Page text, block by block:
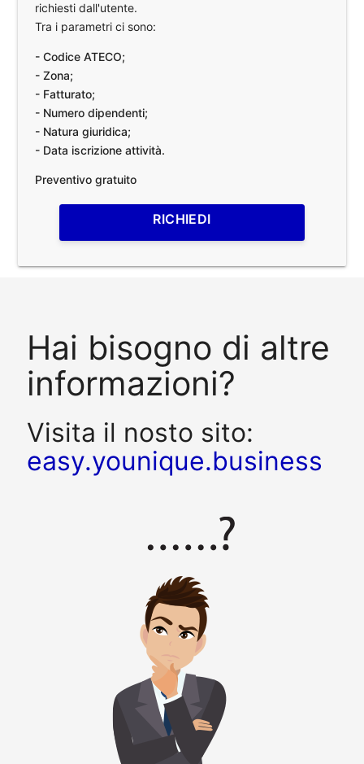
richiesti dall'utente.
Tra i parametri ci sono:
- Codice ATECO;
- Zona;
- Fatturato;
- Numero dipendenti;
- Natura giuridica;
- Data iscrizione attività.
Preventivo gratuito
RICHIEDI
Hai bisogno di altre
informazioni?
Visita il nosto sito:
easy.younique.business